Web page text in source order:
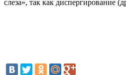
слеза», так как диспергирование